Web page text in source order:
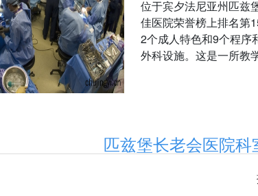
位于宾夕法尼亚州匹兹
佳医院荣誉榜上排名第
2个成人特色和9个程序
外科设施。这是一所教
匹兹堡长老会医院科